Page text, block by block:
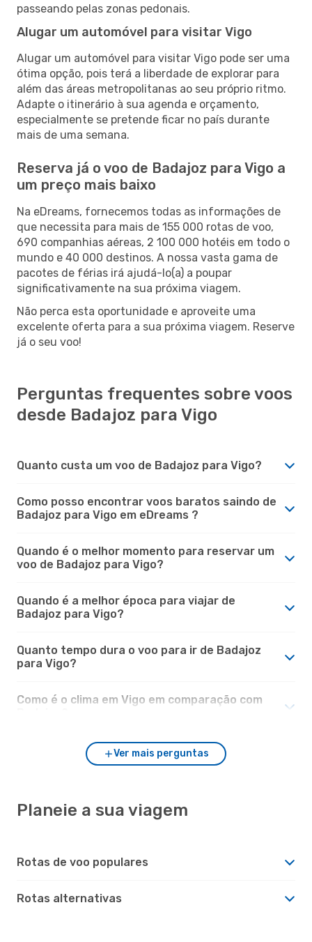
passeando pelas zonas pedonais.
Alugar um automóvel para visitar Vigo
Alugar um automóvel para visitar Vigo pode ser uma
ótima opção, pois terá a liberdade de explorar para
além das áreas metropolitanas ao seu próprio ritmo.
Adapte o itinerário à sua agenda e orçamento,
especialmente se pretende ficar no país durante
mais de uma semana.
Reserva já o voo de Badajoz para Vigo a
um preço mais baixo
Na eDreams, fornecemos todas as informações de
que necessita para mais de 155 000 rotas de voo,
690 companhias aéreas, 2 100 000 hotéis em todo o
mundo e 40 000 destinos. A nossa vasta gama de
pacotes de férias irá ajudá-lo(a) a poupar
significativamente na sua próxima viagem.
Não perca esta oportunidade e aproveite uma
excelente oferta para a sua próxima viagem. Reserve
já o seu voo!
Perguntas frequentes sobre voos
desde Badajoz para Vigo
Quanto custa um voo de Badajoz para Vigo?
Como posso encontrar voos baratos saindo de
Badajoz para Vigo em eDreams ?
Quando é o melhor momento para reservar um
voo de Badajoz para Vigo?
Quando é a melhor época para viajar de
Badajoz para Vigo?
Quanto tempo dura o voo para ir de Badajoz
para Vigo?
Como é o clima em Vigo em comparação com
Ver mais perguntas
Planeie a sua viagem
Rotas de voo populares
Rotas alternativas